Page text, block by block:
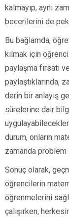
kalmayıp, aynı
becerilerini de
Bu bağlamda,
kılmak için
paylaşma fırsatı
paylaştıklarında,
derin bir anlayış
sürelerine dair
durum, onların
zamanda problem
Sonuç olarak,
öğrencilerin
öğrenmelerini
çalışırken,